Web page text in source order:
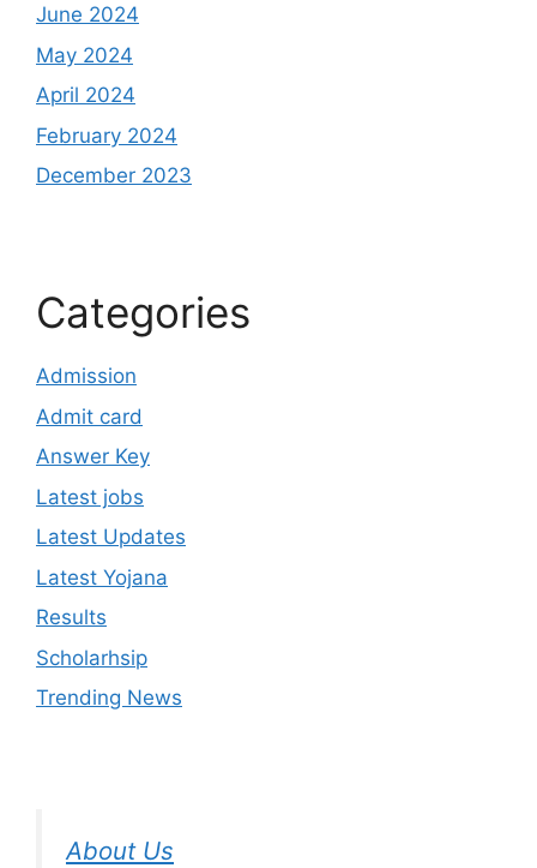
June 2024
May 2024
April 2024
February 2024
December 2023
Categories
Admission
Admit card
Answer Key
Latest jobs
Latest Updates
Latest Yojana
Results
Scholarhsip
Trending News
About Us